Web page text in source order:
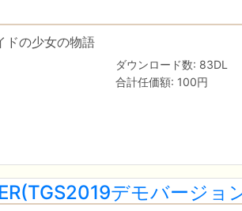
ドの少女の物語
ダウンロード数: 83DL
合計任価額: 100円
デモバージョ